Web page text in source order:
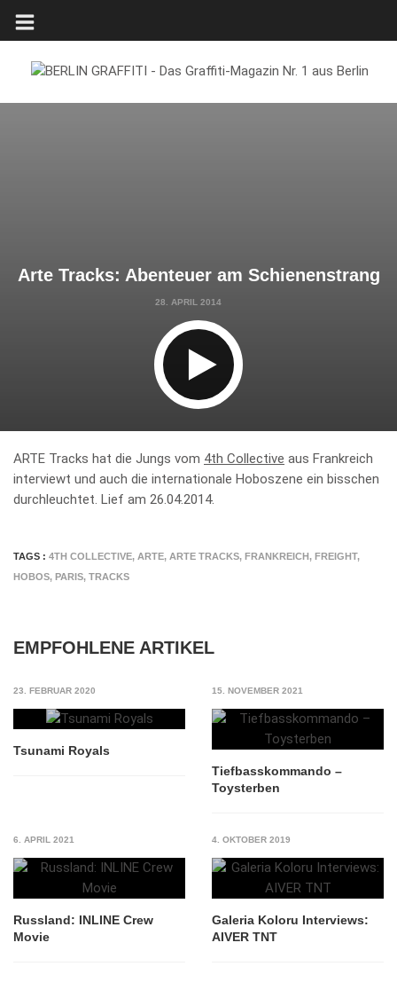
Arte Tracks: Abenteuer am Schienenstrang
28. APRIL 2014
ARTE Tracks hat die Jungs vom 4th Collective aus Frankreich
interviewt und auch die internationale Hoboszene ein bisschen
durchleuchtet. Lief am 26.04.2014.
TAGS : 4TH COLLECTIVE, ARTE, ARTE TRACKS, FRANKREICH, FREIGHT,
HOBOS, PARIS, TRACKS
EMPFOHLENE ARTIKEL
23. FEBRUAR 2020
Tsunami Royals
15. NOVEMBER 2021
Tiefbasskommando –
Toysterben
6. APRIL 2021
Russland: INLINE Crew
Movie
4. OKTOBER 2019
Galeria Koloru Interviews:
AIVER TNT